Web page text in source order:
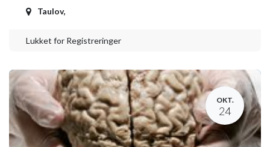
Taulov,
Lukket for Registreringer
OKT.
24